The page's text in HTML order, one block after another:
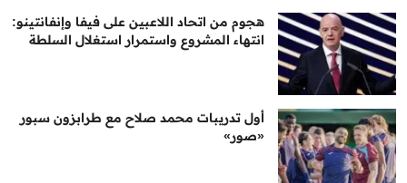
هجوم من اتحاد اللاعبين على فيفا وإنفانتينو:
انتهاء المشروع واستمرار استغلال السلطة
أول تدريبات محمد صلاح مع طرابزون سبور
«صور»